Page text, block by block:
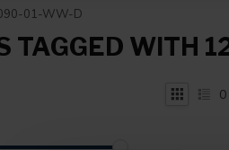
01-WW-D
TAGGED WITH
0